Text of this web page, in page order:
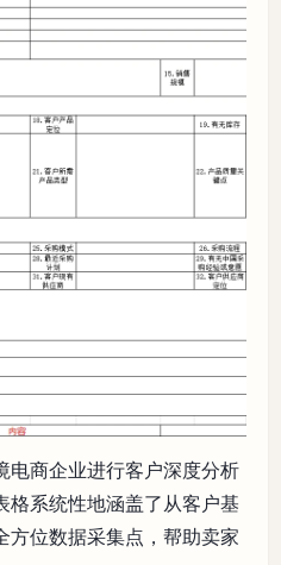
电商企业进行客户深度分析
格系统性地涵盖了从客户基
方位数据采集点，帮助卖家